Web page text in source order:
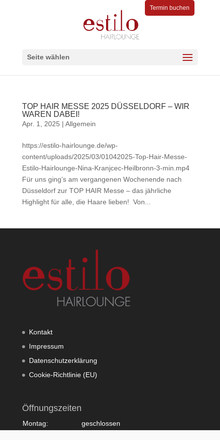
Termin buchen
Seite wählen
TOP HAIR MESSE 2025 DÜSSELDORF – WIR
WAREN DABEI!
Apr. 1, 2025 | Allgemein
https://estilo-hairlounge.de/wp-
content/uploads/2025/03/01042025-Top-Hair-Messe-
Estilo-Hairlounge-Nina-Kranjcec-Heilbronn-3-min.mp4
Für uns ging’s am vergangenen Wochenende nach
Düsseldorf zur TOP HAIR Messe – das jährliche
Highlight für alle, die Haare lieben! Von...
Kontakt
Impressum
Datenschutzerklärung
Cookie-Richtlinie (EU)
Öffnungszeiten
Montag:
geschlossen